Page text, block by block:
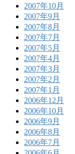
2007年10月
2007年9月
2007年8月
2007年7月
2007年5月
2007年4月
2007年3月
2007年2月
2007年1月
2006年12月
2006年10月
2006年9月
2006年8月
2006年7月